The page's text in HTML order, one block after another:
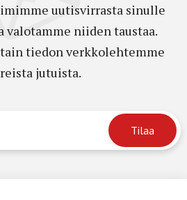
uutisvirrasta sinulle
valotamme niiden taustaa.
tiedon verkkolehtemme
jutuista.